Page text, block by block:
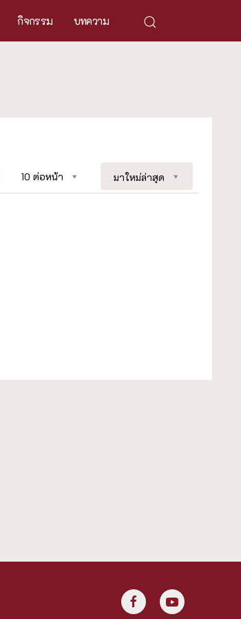
กิจกรรม บทความ
10 ต่อหน้า มาใหม่ล่าสุด